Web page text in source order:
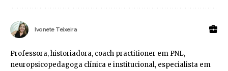
Ivonete Teixeira
Professora, historiadora, coach practitioner em PNL,
neuropsicopedagoga clínica e institucional, especialista em